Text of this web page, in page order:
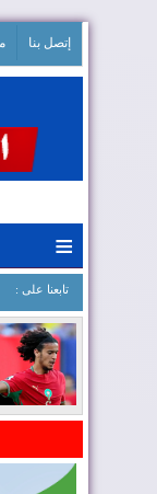
إتصل بنا
≡
: تابعنا على